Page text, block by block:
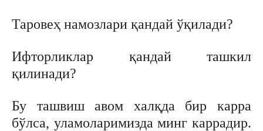
Таровеҳ намозлари қандай ўқилади?
Ифторликлар қандай ташкил
қилинади?
Бу ташвиш авом халқда бир карра
бўлса, уламоларимизда минг каррадир.